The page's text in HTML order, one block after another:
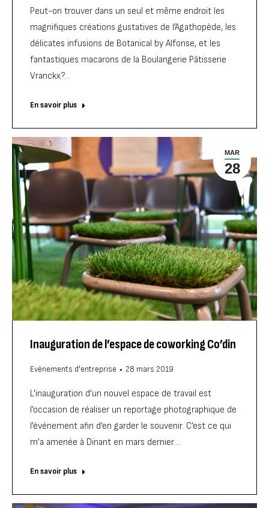
Peut-on trouver dans un seul et même endroit les
magnifiques créations gustatives de l’Agathopède, les
délicates infusions de Botanical by Alfonse, et les
fantastiques macarons de la Boulangerie Pâtisserie
Vranckx?…
En savoir plus
MAR
28
Inauguration de l’espace de coworking Co’din
Evénements d'entreprise 28 mars 2019
L’inauguration d’un nouvel espace de travail est
l’occasion de réaliser un reportage photographique de
l’événement afin d’en garder le souvenir. C’est ce qui
m’a amenée à Dinant en mars dernier.…
En savoir plus